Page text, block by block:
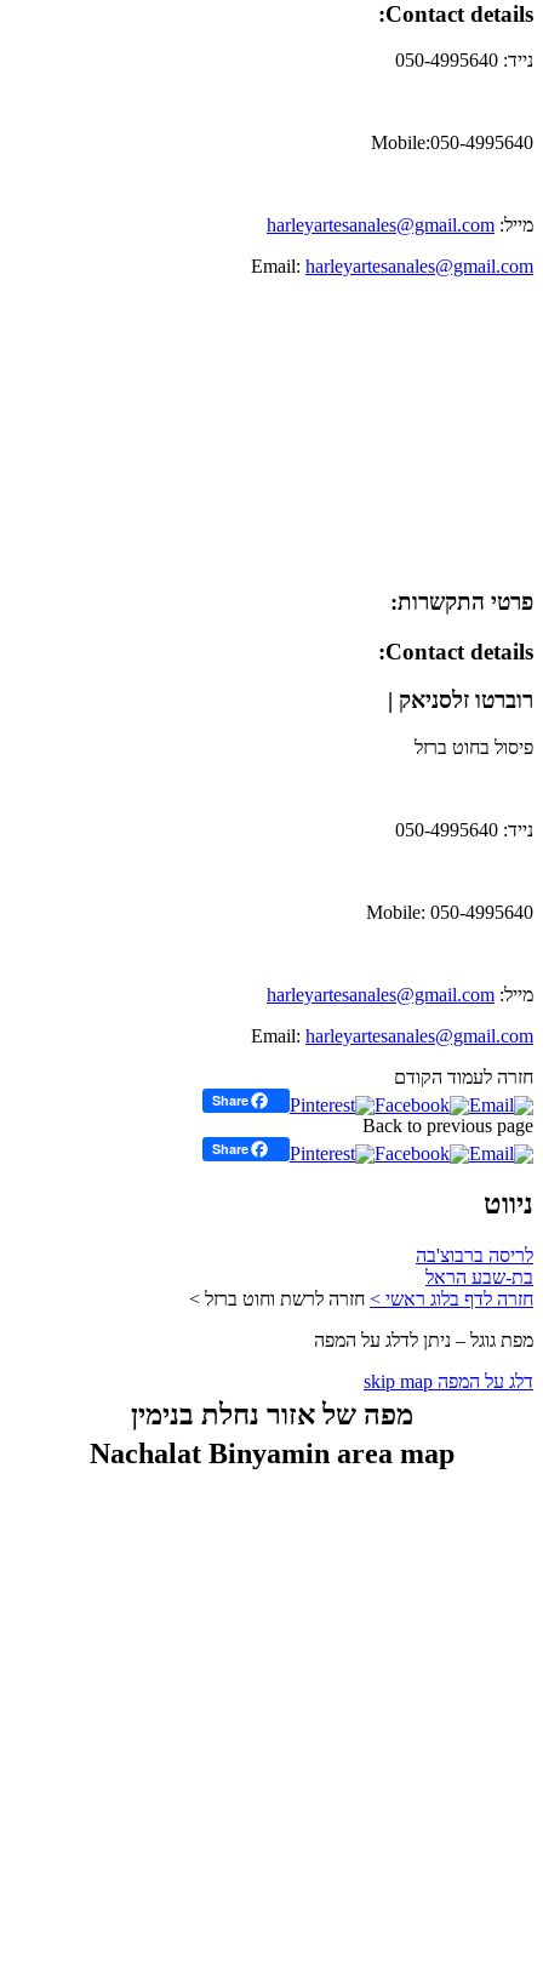
Contact details:
נייד: 050-4995640
Mobile:050-4995640
מייל: harleyartesanales@gmail.com
Email: harleyartesanales@gmail.com
פרטי התקשרות:
Contact details:
רוברטו זלסניאק |
פיסול בחוט ברזל
נייד: 050-4995640
Mobile: 050-4995640
מייל: harleyartesanales@gmail.com
Email: harleyartesanales@gmail.com
חזרה לעמוד הקודם
Share
Back to previous page
Share
ניווט
לריסה ברבוצ'בה
בת-שבע הראל
חזרה לדף בלוג ראשי > חזרה לרשת וחוט ברזל >
מפת גוגל – ניתן לדלג על המפה
דלג על המפה skip map
מפה של אזור נחלת בנימין
Nachalat Binyamin area map